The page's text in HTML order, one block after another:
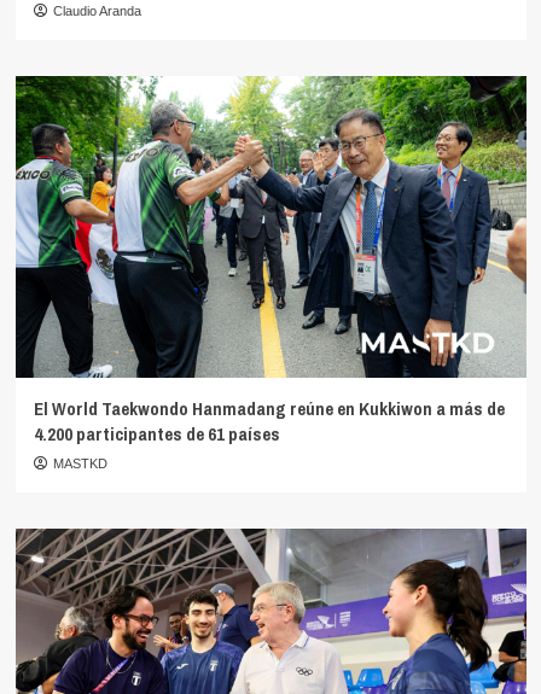
Claudio Aranda
El World Taekwondo Hanmadang reúne en Kukkiwon a más de
4.200 participantes de 61 países
MASTKD